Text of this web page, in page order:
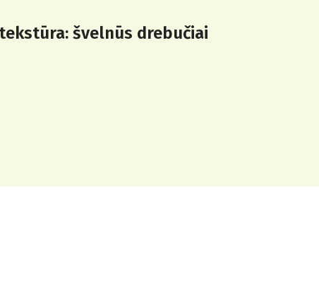
švelnūs drebučiai